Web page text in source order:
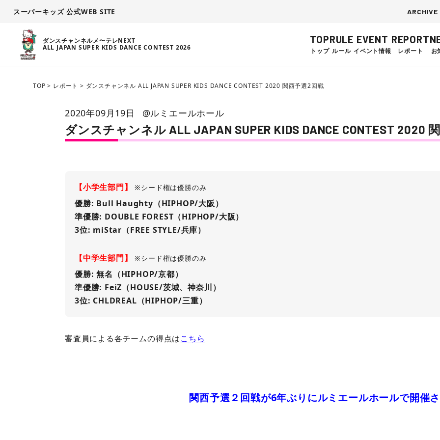
スーパーキッズ 公式WEB SITE ARCHIVE
ダンスチャンネルメ〜テレNEXT
ALL JAPAN SUPER KIDS DANCE CONTEST 2026
TOP
トップ
RULE
ルール
EVENT
イベント情報
REPORT
レポート お
TOP > レポート > ダンスチャンネル ALL JAPAN SUPER KIDS DANCE CONTEST 2020 関西予選2回戦
2020年09月19日 @ルミエールホール
ダンスチャンネル ALL JAPAN SUPER KIDS DANCE CONTEST 2020
【小学生部門】 ※シード権は優勝のみ
優勝: Bull Haughty（HIPHOP/大阪）
準優勝: DOUBLE FOREST（HIPHOP/大阪）
3位: miStar（FREE STYLE/兵庫）
【中学生部門】 ※シード権は優勝のみ
優勝: 無名（HIPHOP/京都）
準優勝: FeiZ（HOUSE/茨城、神奈川）
3位: CHLDREAL（HIPHOP/三重）
審査員による各チームの得点はこちら
関西予選２回戦が6年ぶりにルミエールホールで開催